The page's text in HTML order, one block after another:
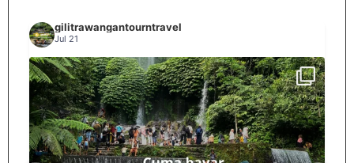
gilitrawangantourntravel
Jul 21